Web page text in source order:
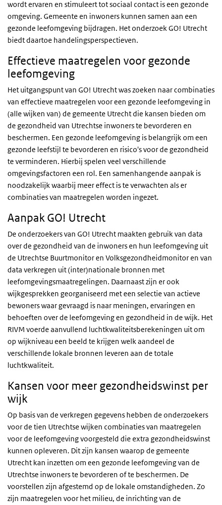
wordt ervaren en stimuleert tot sociaal contact is een gezonde
omgeving. Gemeente en inwoners kunnen samen aan een
gezonde leefomgeving bijdragen. Het onderzoek GO! Utrecht
biedt daartoe handelingsperspectieven.
Effectieve maatregelen voor gezonde
leefomgeving
Het uitgangspunt van GO! Utrecht was zoeken naar combinaties
van effectieve maatregelen voor een gezonde leefomgeving in
(alle wijken van) de gemeente Utrecht die kansen bieden om
de gezondheid van Utrechtse inwoners te bevorderen en
beschermen. Een gezonde leefomgeving is belangrijk om een
gezonde leefstijl te bevorderen en risico's voor de gezondheid
te verminderen. Hierbij spelen veel verschillende
omgevingsfactoren een rol. Een samenhangende aanpak is
noodzakelijk waarbij meer effect is te verwachten als er
combinaties van maatregelen worden ingezet.
Aanpak GO! Utrecht
De onderzoekers van GO! Utrecht maakten gebruik van data
over de gezondheid van de inwoners en hun leefomgeving uit
de Utrechtse Buurtmonitor en Volksgezondheidmonitor en van
data verkregen uit (inter)nationale bronnen met
leefomgevingsmaatregelingen. Daarnaast zijn er ook
wijkgesprekken georganiseerd met een selectie van actieve
bewoners waar gevraagd is naar meningen, ervaringen en
behoeften over de leefomgeving en gezondheid in de wijk. Het
RIVM voerde aanvullend luchtkwaliteitsberekeningen uit om
op wijkniveau een beeld te krijgen welk aandeel de
verschillende lokale bronnen leveren aan de totale
luchtkwaliteit.
Kansen voor meer gezondheidswinst per
wijk
Op basis van de verkregen gegevens hebben de onderzoekers
voor de tien Utrechtse wijken combinaties van maatregelen
voor de leefomgeving voorgesteld die extra gezondheidswinst
kunnen opleveren. Dit zijn kansen waarop de gemeente
Utrecht kan inzetten om een gezonde leefomgeving van de
Utrechtse inwoners te bevorderen of te beschermen. De
voorstellen zijn afgestemd op de lokale omstandigheden. Zo
zijn maatregelen voor het milieu, de inrichting van de